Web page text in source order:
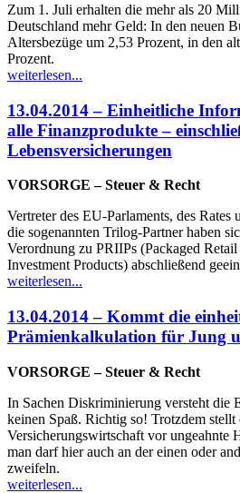
Zum 1. Juli erhalten die mehr als 20
Deutschland mehr Geld: In den neuen
Altersbezüge um 2,53 Prozent, in den
Prozent.
weiterlesen...
13.04.2014 – Einheitliche
alle Finanzprodukte –
Lebensversicherungen
VORSORGE – Steuer & Recht
Vertreter des EU-Parlaments, des
die sogenannten Trilog-Partner haben
Verordnung zu PRIIPs (Packaged Retail
Investment Products) abschließend
weiterlesen...
13.04.2014 – Kommt die
Prämienkalkulation für Jung
VORSORGE – Steuer & Recht
In Sachen Diskriminierung versteht die
keinen Spaß. Richtig so! Trotzdem
Versicherungswirtschaft vor ungeahnte
man darf hier auch an der einen oder
zweifeln.
weiterlesen...